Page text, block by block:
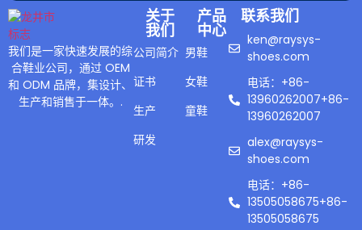
我们是一家快速发展的综
合鞋业公司，通过 OEM
和 ODM 品牌，集设计、
生产和销售于一体。.
关于
我们
公司简介
证书
生产
研发
产品
中心
男鞋
女鞋
童鞋
联系我们
ken@raysys-
shoes.com
电话：+86-
13960262007+86-
13960262007
alex@raysys-
shoes.com
电话：+86-
13505058675+86-
13505058675